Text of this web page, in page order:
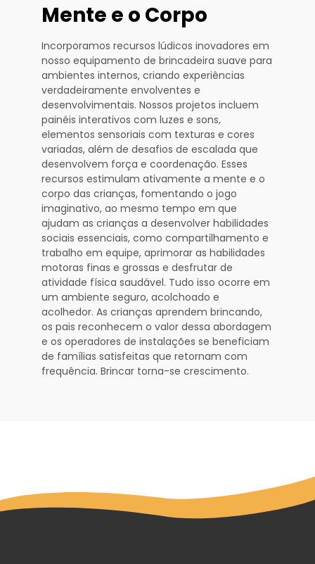
Mente e o Corpo
Incorporamos recursos lúdicos inovadores em
nosso equipamento de brincadeira suave para
ambientes internos, criando experiências
verdadeiramente envolventes e
desenvolvimentais. Nossos projetos incluem
painéis interativos com luzes e sons,
elementos sensoriais com texturas e cores
variadas, além de desafios de escalada que
desenvolvem força e coordenação. Esses
recursos estimulam ativamente a mente e o
corpo das crianças, fomentando o jogo
imaginativo, ao mesmo tempo em que
ajudam as crianças a desenvolver habilidades
sociais essenciais, como compartilhamento e
trabalho em equipe, aprimorar as habilidades
motoras finas e grossas e desfrutar de
atividade física saudável. Tudo isso ocorre em
um ambiente seguro, acolchoado e
acolhedor. As crianças aprendem brincando,
os pais reconhecem o valor dessa abordagem
e os operadores de instalações se beneficiam
de famílias satisfeitas que retornam com
frequência. Brincar torna-se crescimento.